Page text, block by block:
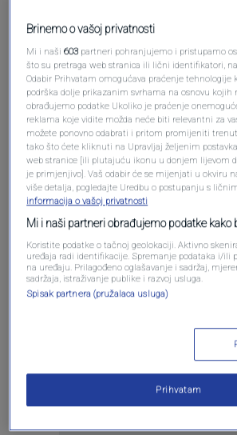
Pošalji komentar
Oglas
Brinemo o vašoj privatnosti
Mi i naši603 partneri pohranjujemo i pristupamo
što su pretraga web stranica ili lični identifikatori,
Odabir Prihvatam omogućava praćenje tehnologije
podrška dolje prikazanim svrhama na osnovu kojih
obrađujemo podatke Ukoliko je praćenje
reklama koje vidite možda neće biti relevantni za
možete ponovno odabrati i pritom promijeniti
tako što ćete kliknuti na Upravljaj željenim
web stranice [ili plutajuću ikonu u donjem lijevom
je primjenjivo]. Vaš odabir će se mijenjati u okviru
više detalja, pogledajte Uredbu o postupanju s
informacija o vašoj privatnosti
Mi i naši partneri obrađujemo podatke kako
Koristite podatke o tačnoj geolokaciji. Aktivno
uređaja radi identifikacije. Spremanje podataka i/ili
na uređaju. Prilagođeno oglašavanje i sadržaj,
sadržaja, istraživanje publike i razvoj usluga.
Spisak partnera (pružalaca usluga)
Prihvatam